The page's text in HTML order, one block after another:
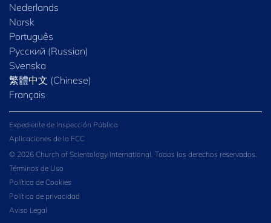
Nederlands
Norsk
Português
Русский (Russian)
Svenska
繁體中文 (Chinese)
Français
Expediente de Inspección Pública
Aplicaciones de la FCC
© 2026 Church of Scientology International. Todos los derechos reservados.
Términos de Uso
Política de Cookies
Política de privacidad
Aviso Legal